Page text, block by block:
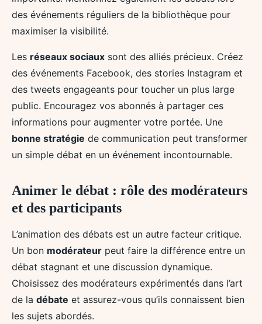
des événements réguliers de la bibliothèque pour
maximiser la visibilité.
Les réseaux sociaux sont des alliés précieux. Créez
des événements Facebook, des stories Instagram et
des tweets engageants pour toucher un plus large
public. Encouragez vos abonnés à partager ces
informations pour augmenter votre portée. Une
bonne stratégie de communication peut transformer
un simple débat en un événement incontournable.
Animer le débat : rôle des modérateurs
et des participants
L’animation des débats est un autre facteur critique.
Un bon modérateur peut faire la différence entre un
débat stagnant et une discussion dynamique.
Choisissez des modérateurs expérimentés dans l’art
de la débate et assurez-vous qu’ils connaissent bien
les sujets abordés.